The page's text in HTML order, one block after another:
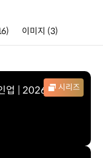
이미지 (3)
시리즈
업 | 2026